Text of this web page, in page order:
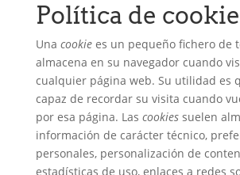
Política de
Una cookiees un pequeño fichero de
almacena en su navegador cuando
cualquier página web. Su utilidad es
capaz de recordar su visita cuando
por esa página. Las cookiessuelen
información de carácter técnico,
personales, personalización de
estadísticas de uso, enlaces a redes